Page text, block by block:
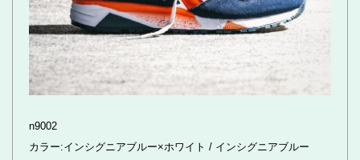
n9002
カラー:インシグニアブルー×ホワイト / インシグニアブルー